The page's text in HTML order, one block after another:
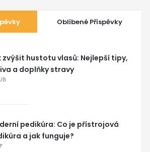
Oblíbené Příspěvky
zvýšit hustotu vlasů: Nejlepší tipy,
a doplňky stravy
pedikúra: Co je přístrojová
a jak funguje?